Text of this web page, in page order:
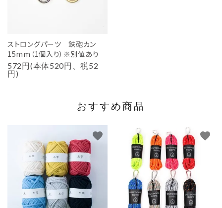
ストロングパーツ 鉄砲カン
15mm（1個入り）※別値あり
572円(本体520円、税52
円)
おすすめ商品
favorite favorite